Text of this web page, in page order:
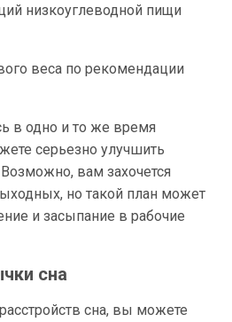
низкоуглеводной пищи
веса по рекомендации
в одно и то же время
серьезно улучшить
вам захочется
но такой план может
и засыпание в рабочие
сна
сна, вы можете